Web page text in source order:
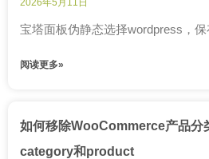
2026年5月11日
宝塔面板伪静态选择wordpress，保
阅读更多»
如何移除WooCommerce产品
category和product